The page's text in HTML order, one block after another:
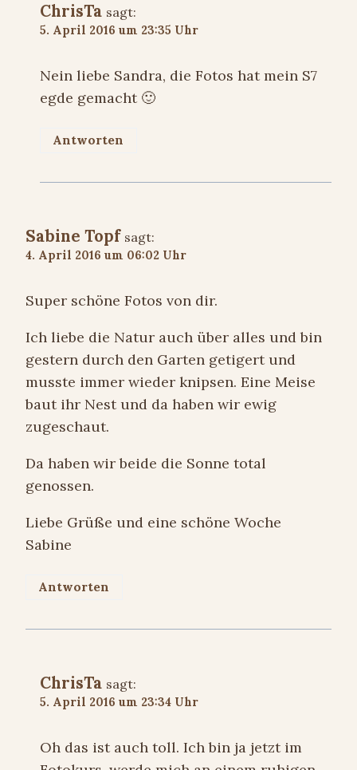
ChrisTa sagt:
5. April 2016 um 23:35 Uhr
Nein liebe Sandra, die Fotos hat mein S7
egde gemacht 🙂
Antworten
Sabine Topf sagt:
4. April 2016 um 06:02 Uhr
Super schöne Fotos von dir.
Ich liebe die Natur auch über alles und bin
gestern durch den Garten getigert und
musste immer wieder knipsen. Eine Meise
baut ihr Nest und da haben wir ewig
zugeschaut.
Da haben wir beide die Sonne total
genossen.
Liebe Grüße und eine schöne Woche
Sabine
Antworten
ChrisTa sagt:
5. April 2016 um 23:34 Uhr
Oh das ist auch toll. Ich bin ja jetzt im